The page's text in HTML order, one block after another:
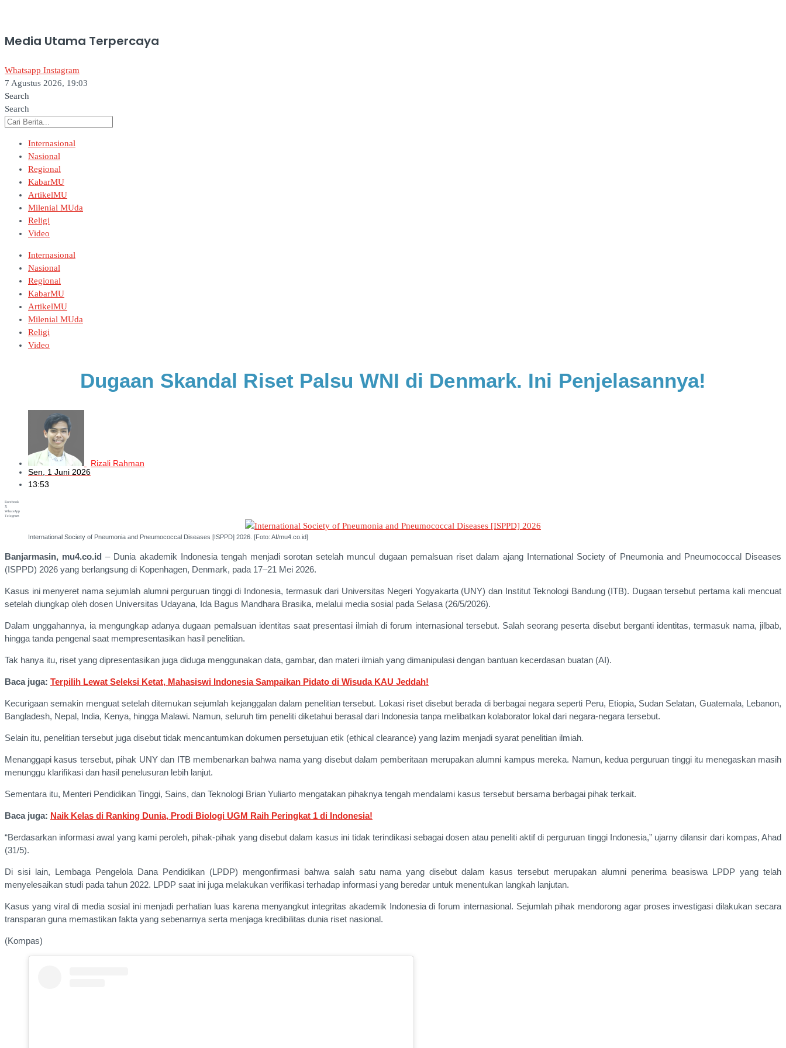
Media Utama Terpercaya
Whatsapp Instagram
7 Agustus 2026, 19:03
Search
Search
Internasional
Nasional
Regional
KabarMU
ArtikelMU
Milenial MUda
Religi
Video
Internasional
Nasional
Regional
KabarMU
ArtikelMU
Milenial MUda
Religi
Video
Dugaan Skandal Riset Palsu WNI di Denmark. Ini Penjelasannya!
Rizali Rahman
Sen, 1 Juni 2026
13:53
Facebook
X
WhatsApp
Telegram
International Society of Pneumonia and Pneumococcal Diseases [ISPPD] 2026. [Foto: AI/mu4.co.id]
Banjarmasin, mu4.co.id – Dunia akademik Indonesia tengah menjadi sorotan setelah muncul dugaan pemalsuan riset dalam ajang International Society of Pneumonia and Pneumococcal Diseases
(ISPPD) 2026 yang berlangsung di Kopenhagen, Denmark, pada 17–21 Mei 2026.
Kasus ini menyeret nama sejumlah alumni perguruan tinggi di Indonesia, termasuk dari Universitas Negeri Yogyakarta (UNY) dan Institut Teknologi Bandung (ITB). Dugaan tersebut pertama kali mencuat
setelah diungkap oleh dosen Universitas Udayana, Ida Bagus Mandhara Brasika, melalui media sosial pada Selasa (26/5/2026).
Dalam unggahannya, ia mengungkap adanya dugaan pemalsuan identitas saat presentasi ilmiah di forum internasional tersebut. Salah seorang peserta disebut berganti identitas, termasuk nama, jilbab,
hingga tanda pengenal saat mempresentasikan hasil penelitian.
Tak hanya itu, riset yang dipresentasikan juga diduga menggunakan data, gambar, dan materi ilmiah yang dimanipulasi dengan bantuan kecerdasan buatan (AI).
Baca juga: Terpilih Lewat Seleksi Ketat, Mahasiswi Indonesia Sampaikan Pidato di Wisuda KAU Jeddah!
Kecurigaan semakin menguat setelah ditemukan sejumlah kejanggalan dalam penelitian tersebut. Lokasi riset disebut berada di berbagai negara seperti Peru, Etiopia, Sudan Selatan, Guatemala, Lebanon,
Bangladesh, Nepal, India, Kenya, hingga Malawi. Namun, seluruh tim peneliti diketahui berasal dari Indonesia tanpa melibatkan kolaborator lokal dari negara-negara tersebut.
Selain itu, penelitian tersebut juga disebut tidak mencantumkan dokumen persetujuan etik (ethical clearance) yang lazim menjadi syarat penelitian ilmiah.
Menanggapi kasus tersebut, pihak UNY dan ITB membenarkan bahwa nama yang disebut dalam pemberitaan merupakan alumni kampus mereka. Namun, kedua perguruan tinggi itu menegaskan masih
menunggu klarifikasi dan hasil penelusuran lebih lanjut.
Sementara itu, Menteri Pendidikan Tinggi, Sains, dan Teknologi Brian Yuliarto mengatakan pihaknya tengah mendalami kasus tersebut bersama berbagai pihak terkait.
Baca juga: Naik Kelas di Ranking Dunia, Prodi Biologi UGM Raih Peringkat 1 di Indonesia!
“Berdasarkan informasi awal yang kami peroleh, pihak-pihak yang disebut dalam kasus ini tidak terindikasi sebagai dosen atau peneliti aktif di perguruan tinggi Indonesia,” ujarny dilansir dari kompas, Ahad
(31/5).
Di sisi lain, Lembaga Pengelola Dana Pendidikan (LPDP) mengonfirmasi bahwa salah satu nama yang disebut dalam kasus tersebut merupakan alumni penerima beasiswa LPDP yang telah
menyelesaikan studi pada tahun 2022. LPDP saat ini juga melakukan verifikasi terhadap informasi yang beredar untuk menentukan langkah lanjutan.
Kasus yang viral di media sosial ini menjadi perhatian luas karena menyangkut integritas akademik Indonesia di forum internasional. Sejumlah pihak mendorong agar proses investigasi dilakukan secara
transparan guna memastikan fakta yang sebenarnya serta menjaga kredibilitas dunia riset nasional.
(Kompas)